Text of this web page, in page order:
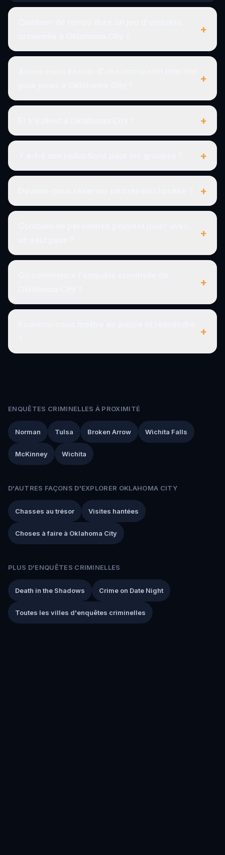
+
+
+
+
+
+
+
+
ENQUÊTES CRIMINELLES À PROXIMITÉ
Norman Tulsa Broken Arrow Wichita Falls
McKinney Wichita
D'AUTRES FAÇONS D'EXPLORER OKLAHOMA CITY
Chasses au trésor Visites hantées
Choses à faire à Oklahoma City
PLUS D'ENQUÊTES CRIMINELLES
Death in the Shadows Crime on Date Night
Toutes les villes d'enquêtes criminelles